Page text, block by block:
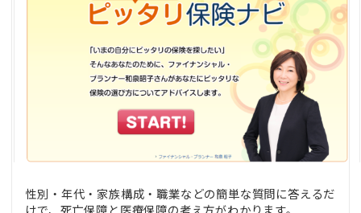
性別・年代・家族構成・職業などの簡単な質問に答えるだ
けで、死亡保障と医療保障の考え方がわかります。